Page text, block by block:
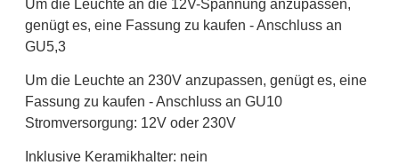
Um die Leuchte an die 12V-Spannung anzupassen,
genügt es, eine Fassung zu kaufen - Anschluss an
GU5,3
Um die Leuchte an 230V anzupassen, genügt es, eine
Fassung zu kaufen - Anschluss an GU10
Stromversorgung: 12V oder 230V
Inklusive Keramikhalter: nein